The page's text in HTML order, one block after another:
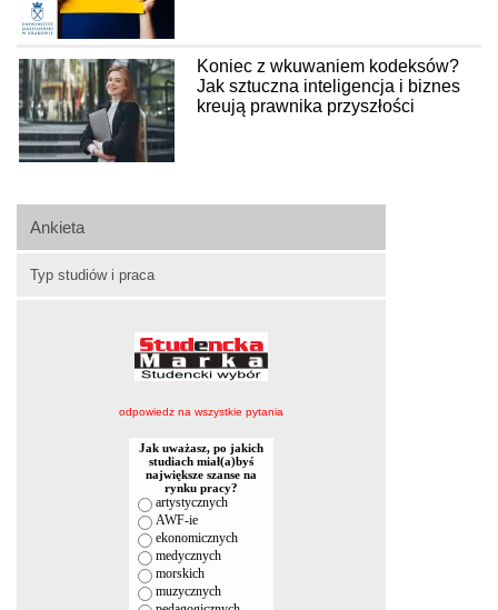
Ankieta
Typ studiów i praca
odpowiedz na wszystkie pytania
Koniec z wkuwaniem kodeksów?
Jak sztuczna inteligencja i biznes
kreują prawnika przyszłości